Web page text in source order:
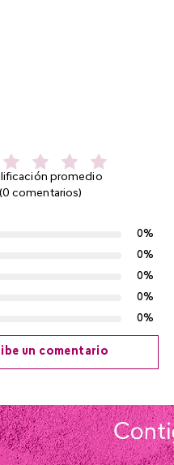
promedio
(0 comentarios)
0%
0%
0%
0%
0%
un comentario
comentario